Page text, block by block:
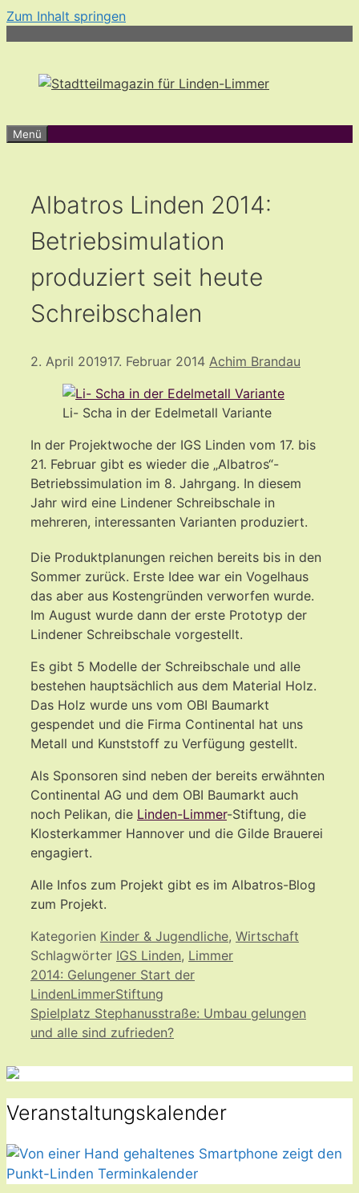
Zum Inhalt springen
Menü
Albatros Linden 2014:
Betriebsimulation
produziert seit heute
Schreibschalen
2. April 201917. Februar 2014 Achim Brandau
Li- Scha in der Edelmetall Variante
In der Projektwoche der IGS Linden vom 17. bis
21. Februar gibt es wieder die „Albatros“-
Betriebssimulation im 8. Jahrgang. In diesem
Jahr wird eine Lindener Schreibschale in
mehreren, interessanten Varianten produziert.
Die Produktplanungen reichen bereits bis in den
Sommer zurück. Erste Idee war ein Vogelhaus
das aber aus Kostengründen verworfen wurde.
Im August wurde dann der erste Prototyp der
Lindener Schreibschale vorgestellt.
Es gibt 5 Modelle der Schreibschale und alle
bestehen hauptsächlich aus dem Material Holz.
Das Holz wurde uns vom OBI Baumarkt
gespendet und die Firma Continental hat uns
Metall und Kunststoff zu Verfügung gestellt.
Als Sponsoren sind neben der bereits erwähnten
Continental AG und dem OBI Baumarkt auch
noch Pelikan, die Linden-Limmer-Stiftung, die
Klosterkammer Hannover und die Gilde Brauerei
engagiert.
Alle Infos zum Projekt gibt es im Albatros-Blog
zum Projekt.
Kategorien Kinder & Jugendliche, Wirtschaft
Schlagwörter IGS Linden, Limmer
2014: Gelungener Start der
LindenLimmerStiftung
Spielplatz Stephanusstraße: Umbau gelungen
und alle sind zufrieden?
Veranstaltungskalender